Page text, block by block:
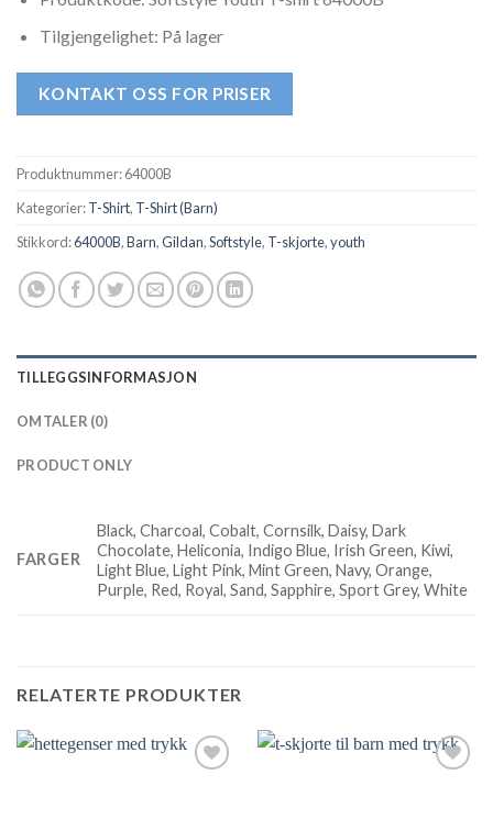
Tilgjengelighet: På lager
KONTAKT OSS FOR PRISER
Produktnummer:64000B
Kategorier:T-Shirt, T-Shirt (Barn)
Stikkord:64000B,Barn,Gildan,Softstyle, T-skjorte,youth
TILLEGGSINFORMASJON
OMTALER (0)
PRODUCT ONLY
FARGER
Black, Charcoal, Cobalt, Cornsilk, Daisy, Dark
Chocolate, Heliconia, Indigo Blue, Irish Green, Kiwi,
Light Blue, Light Pink, Mint Green, Navy, Orange,
Purple, Red, Royal, Sand, Sapphire, Sport Grey, White
RELATERTE PRODUKTER